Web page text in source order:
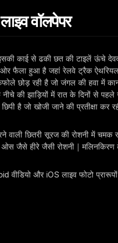
वॉलपेपर
काई से ढकी छत की टाइलें ऊंचे
फैला हुआ है जहां रेलवे ट्रैक
छोड़ रही है जो जंगल की हवा में
की झाड़ियों में रात के दिनों से
है जो खोजी जाने की प्रतीक्षा कर
छितरी सूरज की रोशनी में चमक
जैसे हीरे जैसी रोशनी｜
और iOS लाइव फोटो प्रारूपों